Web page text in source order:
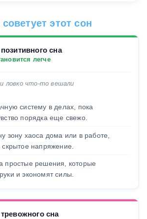
этот сон
сна
легче
ловко что-то вешали
систему в делах, пока
порядка еще свежо.
зону хаоса дома или в работе,
скрытое напряжение.
простые решения, которые
и экономят силы.
сна